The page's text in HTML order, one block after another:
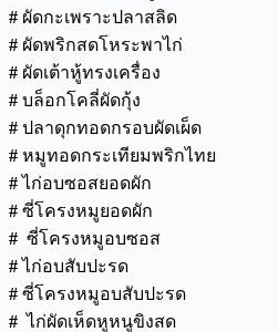
# ผัดกะเพราะปลาสลิด
# ผัดพริกสดโหระพาไก่
# ผัดเต้าหู้ทรงเครื่อง
# บล็อกโคลี่ผัดกุ้ง
# ปลาดุกทอดกรอบผัดเผ็ด
# หมูทอดกระเทียมพริกไทย
#ไก่อบซอสยอดผัก
# ซี่โครงหมูยอดผัก
# ซี่โครงหมูอบซอส
#ไก่อบสับปะรด
# ซี่โครงหมูอบสับปะรด
# ไก่ผัดเห็ดหูหนูขิงสด